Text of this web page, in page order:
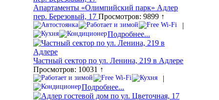
Апартаменты «Олимпийский парк» Адлер
пер. Березовый, 17 Просмотров: 9899 ↑
|
Подробнее...
Частный сектор по ул. Ленина, 219 в Адлере
Просмотров: 10031 ↑
|
Подробнее...